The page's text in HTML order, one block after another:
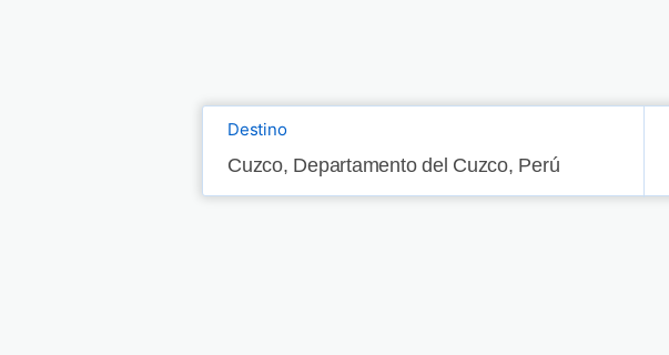
Destino